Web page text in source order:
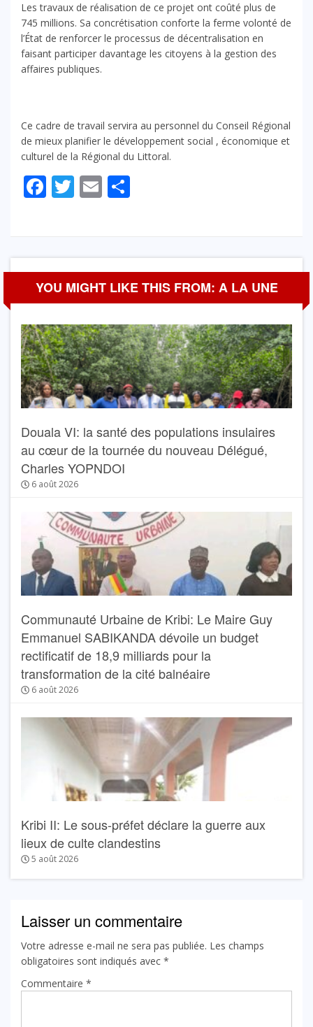
Les travaux de réalisation de ce projet ont coûté plus de
745 millions. Sa concrétisation conforte la ferme volonté de
l’État de renforcer le processus de décentralisation en
faisant participer davantage les citoyens à la gestion des
affaires publiques.
Ce cadre de travail servira au personnel du Conseil Régional
de mieux planifier le développement social , économique et
culturel de la Régional du Littoral.
Facebook
Twitter
Email
YOU MIGHT LIKE THIS FROM: A LA UNE
Douala VI: la santé des populations insulaires
au cœur de la tournée du nouveau Délégué,
Charles YOPNDOI
6 août 2026
Communauté Urbaine de Kribi: Le Maire Guy
Emmanuel SABIKANDA dévoile un budget
rectificatif de 18,9 milliards pour la
transformation de la cité balnéaire
6 août 2026
Kribi II: Le sous-préfet déclare la guerre aux
lieux de culte clandestins
5 août 2026
Laisser un commentaire
Votre adresse e-mail ne sera pas publiée. Les champs
obligatoires sont indiqués avec *
Commentaire *